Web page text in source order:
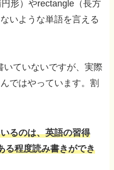
形）やrectangle（長方
いような単語を言える
いていないですが、実際
ではやっています。割
るのは、英語の習得
る程度読み書きができ